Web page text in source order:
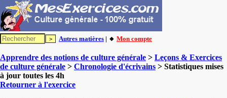
Autres matières | 🔸 Mon compte
Apprendre des notions de culture générale > Leçons & Exercices
de culture générale > Chronologie d'écrivains > Statistiques mises
à jour toutes les 4h
Retourner à l'exercice